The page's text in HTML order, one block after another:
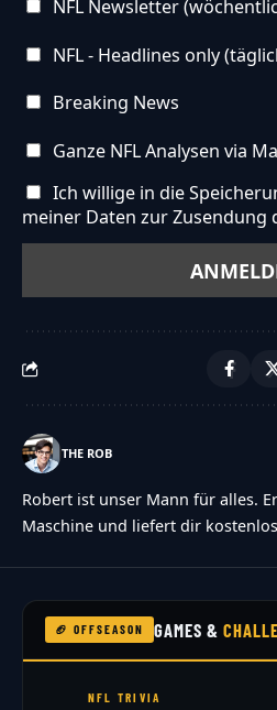
NFL Newsletter
NFL - Headlines only
Breaking News
Ganze NFL Analysen via
Ich willige in die
meiner Daten zur Zusendung
THE ROB
Robert ist unser Mann für alles.
Maschine und liefert dir
🏈 OFFSEASON GAMES &
NFL DRAFT 2026